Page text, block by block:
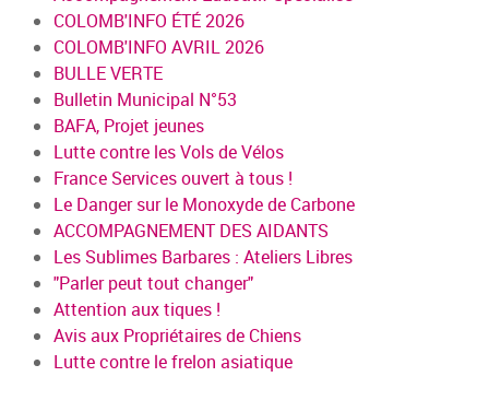
COLOMB'INFO ÉTÉ 2026
COLOMB'INFO AVRIL 2026
BULLE VERTE
Bulletin Municipal N°53
BAFA, Projet jeunes
Lutte contre les Vols de Vélos
France Services ouvert à tous !
Le Danger sur le Monoxyde de Carbone
ACCOMPAGNEMENT DES AIDANTS
Les Sublimes Barbares : Ateliers Libres
"Parler peut tout changer"
Attention aux tiques !
Avis aux Propriétaires de Chiens
Lutte contre le frelon asiatique